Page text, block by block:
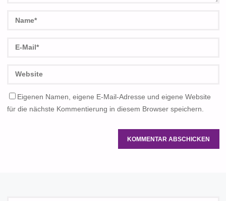
Eigenen Namen, eigene E-Mail-Adresse und eigene Website
für die nächste Kommentierung in diesem Browser speichern.